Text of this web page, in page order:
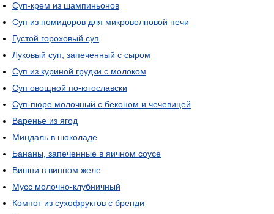
Суп-крем из шампиньонов
Суп из помидоров для микроволновой печи
Густой гороховый суп
Луковый суп, запеченный с сыром
Суп из куриной грудки с молоком
Суп овощной по-югославски
Суп-пюре молочный с беконом и чечевицей
Варенье из ягод
Миндаль в шоколаде
Бананы, запеченные в яичном соусе
Вишни в винном желе
Мусс молочно-клубничный
Компот из сухофруктов с бренди